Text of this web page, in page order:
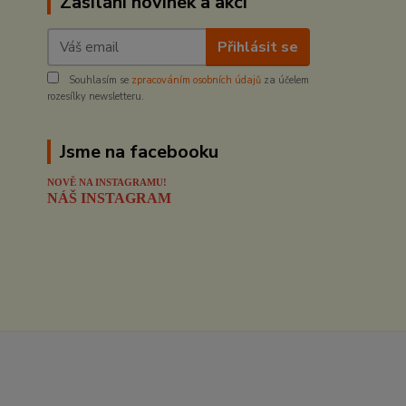
Přihlásit se
Souhlasím se zpracováním osobních údajů za účelem
rozesílky newsletteru.
Jsme na facebooku
NOVĚ NA INSTAGRAMU!
NÁŠ INSTAGRAM